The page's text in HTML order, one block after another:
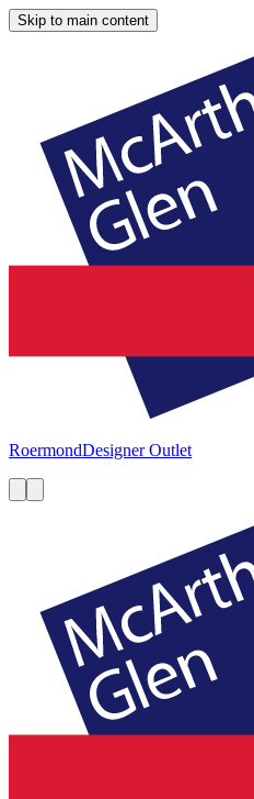
Skip to main content
RoermondDesigner Outlet